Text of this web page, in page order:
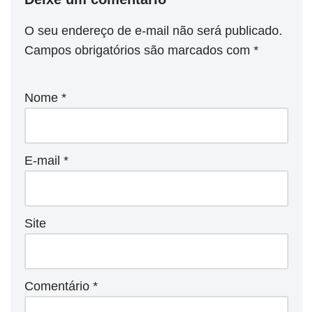
O seu endereço de e-mail não será publicado.
Campos obrigatórios são marcados com *
Nome *
E-mail *
Site
Comentário *